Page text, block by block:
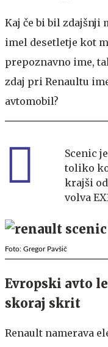
Kaj če bi bil zdajšnji
imel desetletje kot
prepoznavno ime,
zdaj pri Renaultu
avtomobil?
Scenic
toliko
krajši
volva
Foto: Gregor Pavšič
Evropski avto
skoraj skrit
Renault namerava